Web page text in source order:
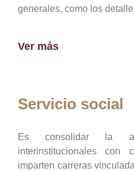
generales, como los
Ver más
Servicio social
Es consolidar la
interinstitucionales con
imparten carreras